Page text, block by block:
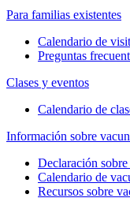
Para familias existentes
Calendario de
Preguntas
Clases y eventos
Calendario de
Información sobre
Declaración
Calendario de
Recursos sobre